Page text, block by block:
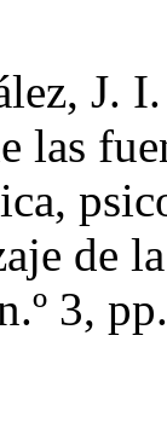
J.
las
de
3,